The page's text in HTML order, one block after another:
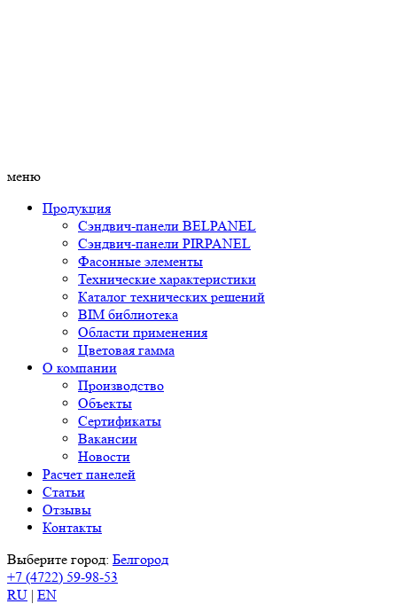
меню
Продукция
Сэндвич-панели BELPANEL
Сэндвич-панели PIRPANEL
Фасонные элементы
Технические характеристики
Каталог технических решений
BIM библиотека
Области применения
Цветовая гамма
О компании
Производство
Объекты
Сертификаты
Вакансии
Новости
Расчет панелей
Статьи
Отзывы
Контакты
Выберите город: Белгород
+7 (4722) 59-98-53
RU | EN